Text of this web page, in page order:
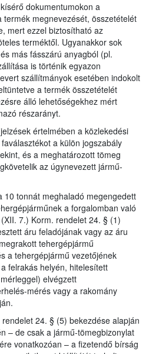
dokumentumokon a
megnevezését, összetételét
mert ezzel biztosítható az
terméktől. Ugyanakkor sok
más fásszárú anyagból (pl.
is történik egyazon
szállítmányok esetében indokolt
a termék összetételét
álló lehetőségekhez mért
részarányt.
értelmében a közlekedési
a külön jogszabály
és a meghatározott tömeg
az úgynevezett jármű-
10 tonnát meghaladó megengedett
a forgalomban való
7.) Korm. rendelet 24. § (1)
áru feladójának vagy az áru
tehergépjármű
a tehergépjármű vezetőjének
felrakás helyén, hitelesített
elvégzett
mérés vagy a rakomány
24. § (5) bekezdése alapján
– de csak a jármű-tömegbizonylat
vonatkozóan – a fizetendő bírság